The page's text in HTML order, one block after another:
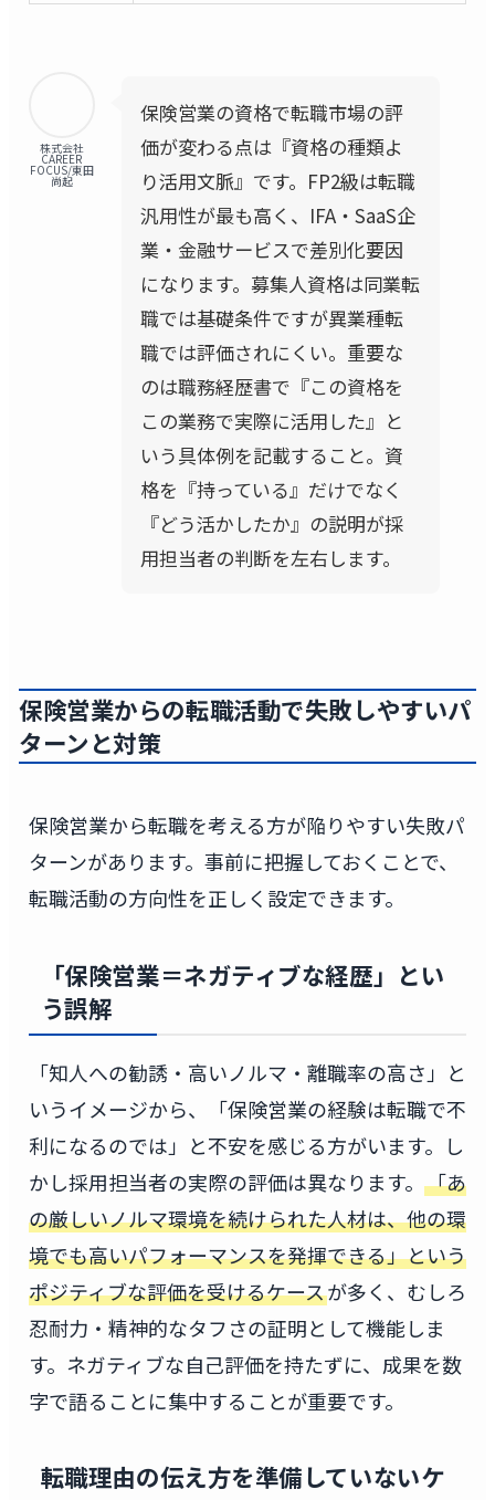
株式会社
CAREER
FOCUS/東田
尚起
保険営業の資格で転職市場の評
価が変わる点は『資格の種類よ
り活用文脈』です。FP2級は転職
汎用性が最も高く、IFA・SaaS企
業・金融サービスで差別化要因
になります。募集人資格は同業転
職では基礎条件ですが異業種転
職では評価されにくい。重要な
のは職務経歴書で『この資格を
この業務で実際に活用した』と
いう具体例を記載すること。資
格を『持っている』だけでなく
『どう活かしたか』の説明が採
用担当者の判断を左右します。
保険営業からの転職活動で失敗しやすいパ
ターンと対策
保険営業から転職を考える方が陥りやすい失敗パ
ターンがあります。事前に把握しておくことで、
転職活動の方向性を正しく設定できます。
「保険営業＝ネガティブな経歴」とい
う誤解
「知人への勧誘・高いノルマ・離職率の高さ」と
いうイメージから、「保険営業の経験は転職で不
利になるのでは」と不安を感じる方がいます。し
かし採用担当者の実際の評価は異なります。 「あ
の厳しいノルマ環境を続けられた人材は、他の環
境でも高いパフォーマンスを発揮できる」という
ポジティブな評価を受けるケースが多く、むしろ
忍耐力・精神的なタフさの証明として機能しま
す。ネガティブな自己評価を持たずに、成果を数
字で語ることに集中することが重要です。
転職理由の伝え方を準備していないケ